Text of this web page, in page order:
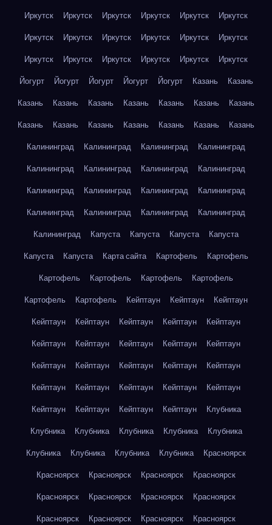
Иркутск
Иркутск Иркутск Иркутск Иркутск
Иркутск
Иркутск
Иркутск Иркутск Иркутск Иркутск
Иркутск
Иркутск
Иркутск Иркутск Иркутск Иркутск
Иркутск
Йогурт
Йогурт Йогурт Йогурт Йогурт Казань
Казань
Казань
Казань Казань Казань Казань Казань
Казань
Казань
Казань Казань Казань Казань Казань
Казань
Калининград
Калининград Калининград
Калининград
Калининград
Калининград Калининград
Калининград
Калининград
Калининград Калининград
Калининград
Калининград
Калининград Калининград
Калининград
Калининград
Капуста Капуста Капуста
Капуста
Капуста
Капуста Карта сайта Картофель
Картофель
Картофель
Картофель Картофель
Картофель
Картофель
Картофель Кейптаун Кейптаун
Кейптаун
Кейптаун
Кейптаун Кейптаун Кейптаун
Кейптаун
Кейптаун
Кейптаун Кейптаун Кейптаун
Кейптаун
Кейптаун
Кейптаун Кейптаун Кейптаун
Кейптаун
Кейптаун
Кейптаун Кейптаун Кейптаун
Кейптаун
Кейптаун
Кейптаун Кейптаун Кейптаун
Клубника
Клубника
Клубника Клубника Клубника
Клубника
Клубника
Клубника Клубника Клубника
Красноярск
Красноярск
Красноярск Красноярск
Красноярск
Красноярск
Красноярск Красноярск
Красноярск
Красноярск
Красноярск Красноярск
Красноярск